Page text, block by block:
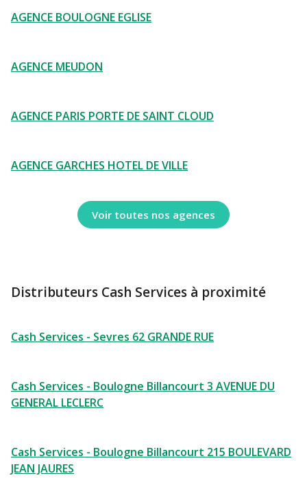
AGENCE BOULOGNE EGLISE
AGENCE MEUDON
AGENCE PARIS PORTE DE SAINT CLOUD
AGENCE GARCHES HOTEL DE VILLE
Voir toutes nos agences
Distributeurs Cash Services à proximité
Cash Services - Sevres 62 GRANDE RUE
Cash Services - Boulogne Billancourt 3 AVENUE DU
GENERAL LECLERC
Cash Services - Boulogne Billancourt 215 BOULEVARD
JEAN JAURES